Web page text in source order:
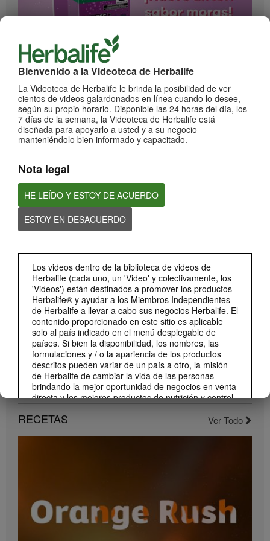
Bienvenido a la Videoteca de Herbalife
La Videoteca de Herbalife le brinda la posibilidad de ver
cientos de videos galardonados en línea cuando lo desee,
según su propio horario. Disponible las 24 horas del día, los
7 días de la semana, la Videoteca de Herbalife está
diseñada para apoyarlo a usted y a su negocio
manteniéndolo bien informado y capacitado.
Nota legal
HE LEÍDO Y ESTOY DE ACUERDO
ESTOY EN DESACUERDO
Los videos dentro de la biblioteca de videos de
Herbalife (cada uno, un 'Video' y colectivamente, los
'Videos') están destinados a promover los productos
Herbalife® y ayudar a los Miembros Independientes
de Herbalife a llevar a cabo sus negocios Herbalife. El
contenido proporcionado en este sitio es aplicable
solo al país indicado en el menú desplegable de
países. Si bien la disponibilidad, los nombres, las
formulaciones y / o la apariencia de los productos
descritos pueden variar de un país a otro, la misión
de Herbalife de cambiar la vida de las personas
brindando la mejor oportunidad de negocios en venta
directa y los mejores productos de nutrición y control
Los Videos pueden incluir volúmenes de ventas o
experiencias de ganancias de varios Miembros
lo que ganará. Para obtener los datos de desempeño
financiero promedio más recientes aplicables a la
Región en la que realiza su negocio, consulte
Herbalife.com o MyHerbalife.com.
¡Impulsa cada momento! Nuevo Liftoff sabor Moras
Conoce el nuevo sabor mora de esta bebida efervescente que le dará impulso a
cada momento
1:22
Compártelo con todos tus clientes y conocidos.
RECETAS Ver Todo